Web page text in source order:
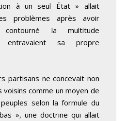
à un seul État » allait
problèmes après avoir
contourné la multitude
entravaient sa propre
partisans ne concevait non
voisins comme un moyen de
selon la formule du
», une doctrine qui allait